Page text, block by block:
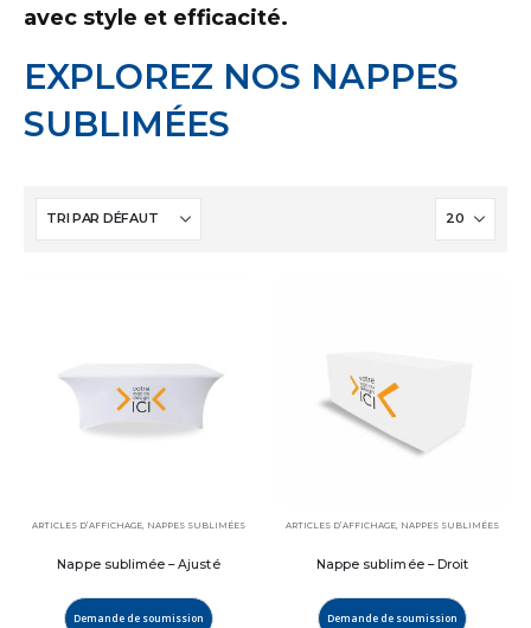
avec style et efficacité.
EXPLOREZ NOS NAPPES
SUBLIMÉES
ARTICLES D’AFFICHAGE, NAPPES SUBLIMÉES
Nappe sublimée – Ajusté
Demande de soumission
ARTICLES D’AFFICHAGE, NAPPES SUBLIMÉES
Nappe sublimée – Droit
Demande de soumission